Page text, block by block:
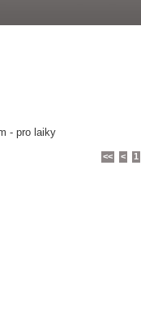
- pro laiky
<< < 1